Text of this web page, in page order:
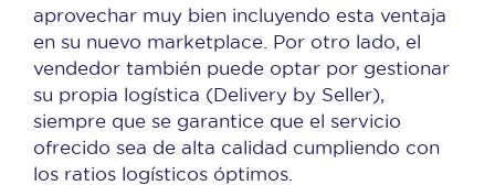
aprovechar muy bien incluyendo esta ventaja
en su nuevo marketplace. Por otro lado, el
vendedor también puede optar por gestionar
su propia logística (Delivery by Seller),
siempre que se garantice que el servicio
ofrecido sea de alta calidad cumpliendo con
los ratios logísticos óptimos.